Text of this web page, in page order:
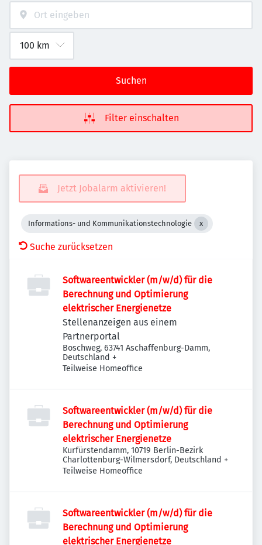
Suchen
Filter einschalten
Jetzt Jobalarm aktivieren!
Informations- und Kommunikationstechnologie
Suche zurücksetzen
Softwareentwickler (m/w/d) für die
Berechnung und Optimierung
elektrischer Energienetze
Stellenanzeigen aus einem
Partnerportal
Boschweg, 63741 Aschaffenburg-Damm,
Deutschland +
Teilweise Homeoffice
Softwareentwickler (m/w/d) für die
Berechnung und Optimierung
elektrischer Energienetze
Kurfürstendamm, 10719 Berlin-Bezirk
Charlottenburg-Wilmersdorf, Deutschland +
Teilweise Homeoffice
Softwareentwickler (m/w/d) für die
Berechnung und Optimierung
elektrischer Energienetze